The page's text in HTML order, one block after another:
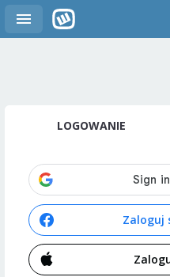
LOGOWANIE
Zaloguj